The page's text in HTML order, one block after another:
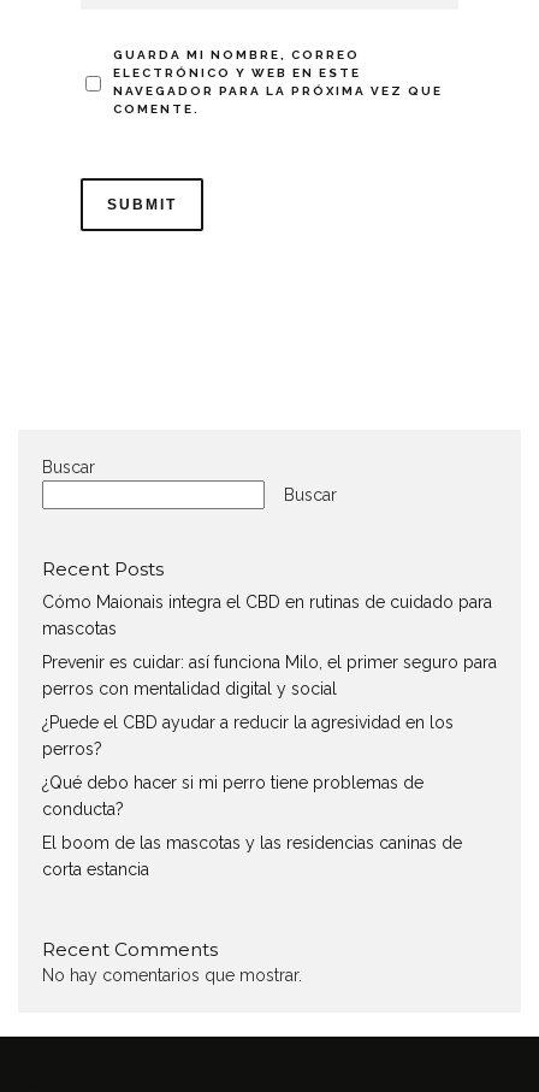
GUARDA MI NOMBRE, CORREO
ELECTRÓNICO Y WEB EN ESTE
NAVEGADOR PARA LA PRÓXIMA VEZ QUE
COMENTE.
Buscar
Buscar
Recent Posts
Cómo Maionais integra el CBD en rutinas de cuidado para
mascotas
Prevenir es cuidar: así funciona Milo, el primer seguro para
perros con mentalidad digital y social
¿Puede el CBD ayudar a reducir la agresividad en los
perros?
¿Qué debo hacer si mi perro tiene problemas de
conducta?
El boom de las mascotas y las residencias caninas de
corta estancia
Recent Comments
No hay comentarios que mostrar.